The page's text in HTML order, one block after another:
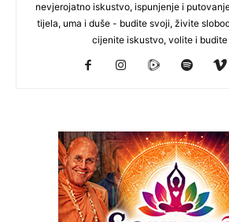
nevjerojatno iskustvo, ispunjenje i
tijela, uma i duše - budite svoji, živite
cijenite iskustvo, volite i budite